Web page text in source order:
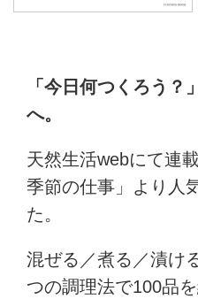
「今日何つくろう？
へ。
天然生活webにて連
季節の仕事」より人
た。
混ぜる／煮る／漬け
つの調理法で100品を